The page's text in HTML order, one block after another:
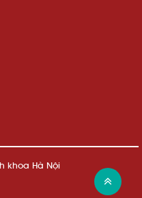
khoa Hà Nội